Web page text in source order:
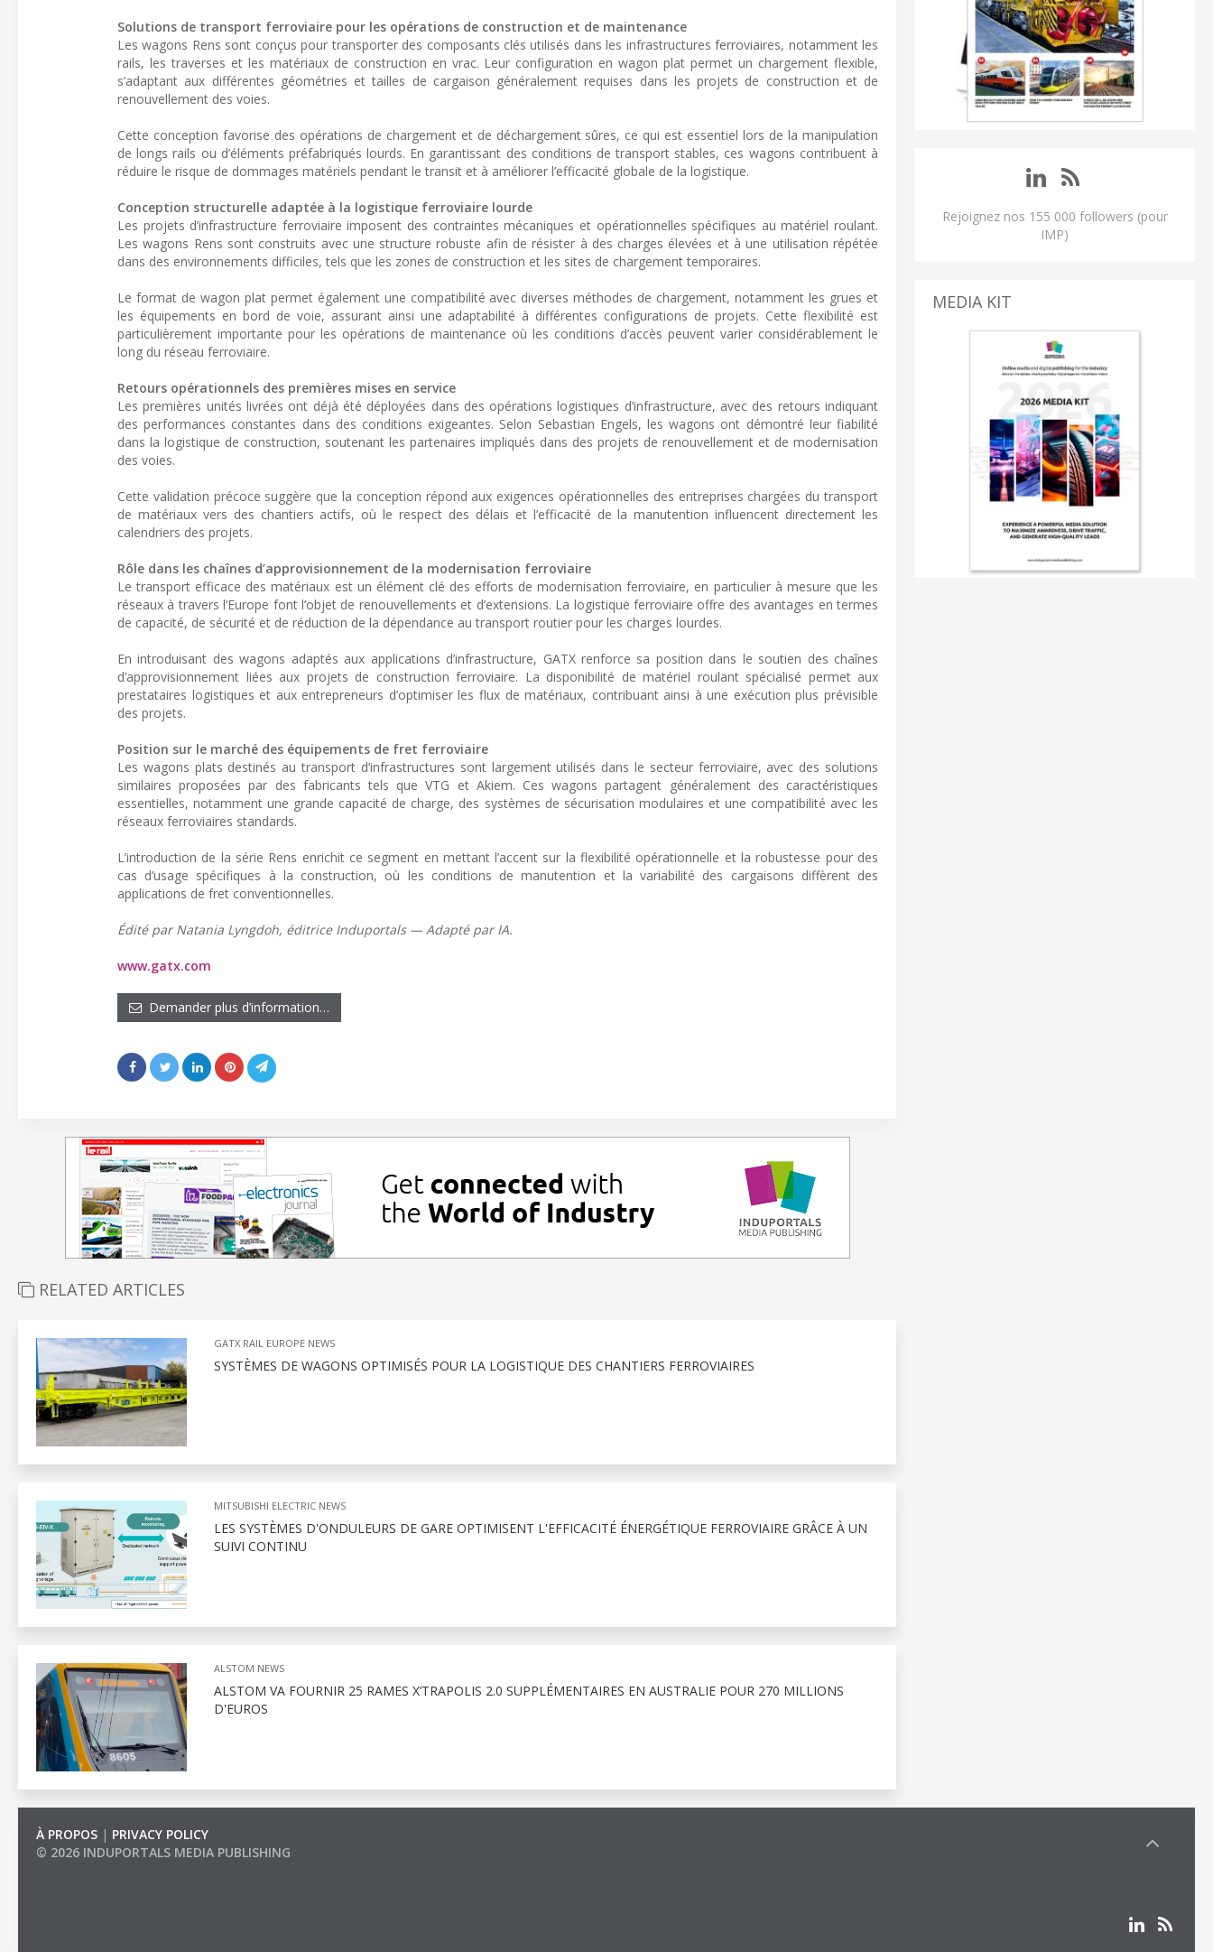
Solutions de transport ferroviaire pour les opérations de construction et de maintenance
Les wagons Rens sont conçus pour transporter des composants clés utilisés dans les infrastructures ferroviaires, notamment les
rails, les traverses et les matériaux de construction en vrac. Leur configuration en wagon plat permet un chargement flexible,
s’adaptant aux différentes géométries et tailles de cargaison généralement requises dans les projets de construction et de
renouvellement des voies.
Cette conception favorise des opérations de chargement et de déchargement sûres, ce qui est essentiel lors de la manipulation
de longs rails ou d’éléments préfabriqués lourds. En garantissant des conditions de transport stables, ces wagons contribuent à
réduire le risque de dommages matériels pendant le transit et à améliorer l’efficacité globale de la logistique.
Conception structurelle adaptée à la logistique ferroviaire lourde
Les projets d’infrastructure ferroviaire imposent des contraintes mécaniques et opérationnelles spécifiques au matériel roulant.
Les wagons Rens sont construits avec une structure robuste afin de résister à des charges élevées et à une utilisation répétée
dans des environnements difficiles, tels que les zones de construction et les sites de chargement temporaires.
Le format de wagon plat permet également une compatibilité avec diverses méthodes de chargement, notamment les grues et
les équipements en bord de voie, assurant ainsi une adaptabilité à différentes configurations de projets. Cette flexibilité est
particulièrement importante pour les opérations de maintenance où les conditions d’accès peuvent varier considérablement le
long du réseau ferroviaire.
Retours opérationnels des premières mises en service
Les premières unités livrées ont déjà été déployées dans des opérations logistiques d’infrastructure, avec des retours indiquant
des performances constantes dans des conditions exigeantes. Selon Sebastian Engels, les wagons ont démontré leur fiabilité
dans la logistique de construction, soutenant les partenaires impliqués dans des projets de renouvellement et de modernisation
des voies.
Cette validation précoce suggère que la conception répond aux exigences opérationnelles des entreprises chargées du transport
de matériaux vers des chantiers actifs, où le respect des délais et l’efficacité de la manutention influencent directement les
calendriers des projets.
Rôle dans les chaînes d’approvisionnement de la modernisation ferroviaire
Le transport efficace des matériaux est un élément clé des efforts de modernisation ferroviaire, en particulier à mesure que les
réseaux à travers l’Europe font l’objet de renouvellements et d’extensions. La logistique ferroviaire offre des avantages en termes
de capacité, de sécurité et de réduction de la dépendance au transport routier pour les charges lourdes.
En introduisant des wagons adaptés aux applications d’infrastructure, GATX renforce sa position dans le soutien des chaînes
d’approvisionnement liées aux projets de construction ferroviaire. La disponibilité de matériel roulant spécialisé permet aux
prestataires logistiques et aux entrepreneurs d’optimiser les flux de matériaux, contribuant ainsi à une exécution plus prévisible
des projets.
Position sur le marché des équipements de fret ferroviaire
Les wagons plats destinés au transport d’infrastructures sont largement utilisés dans le secteur ferroviaire, avec des solutions
similaires proposées par des fabricants tels que VTG et Akiem. Ces wagons partagent généralement des caractéristiques
essentielles, notamment une grande capacité de charge, des systèmes de sécurisation modulaires et une compatibilité avec les
réseaux ferroviaires standards.
L’introduction de la série Rens enrichit ce segment en mettant l’accent sur la flexibilité opérationnelle et la robustesse pour des
cas d’usage spécifiques à la construction, où les conditions de manutention et la variabilité des cargaisons diffèrent des
applications de fret conventionnelles.
Édité par Natania Lyngdoh, éditrice Induportals — Adapté par IA.
www.gatx.com
Demander plus d’information…
RELATED ARTICLES
GATX RAIL EUROPE NEWS
SYSTÈMES DE WAGONS OPTIMISÉS POUR LA LOGISTIQUE DES CHANTIERS FERROVIAIRES
MITSUBISHI ELECTRIC NEWS
LES SYSTÈMES D'ONDULEURS DE GARE OPTIMISENT L'EFFICACITÉ ÉNERGÉTIQUE FERROVIAIRE GRÂCE À UN
SUIVI CONTINU
ALSTOM NEWS
ALSTOM VA FOURNIR 25 RAMES X’TRAPOLIS 2.0 SUPPLÉMENTAIRES EN AUSTRALIE POUR 270 MILLIONS
D'EUROS
Rejoignez nos 155 000 followers (pour
IMP)
MEDIA KIT
À PROPOS | PRIVACY POLICY
© 2026 INDUPORTALS MEDIA PUBLISHING